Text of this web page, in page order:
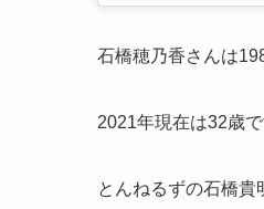
石橋穂乃香さんは
2021年現在は32歳で
とんねるずの石橋貴